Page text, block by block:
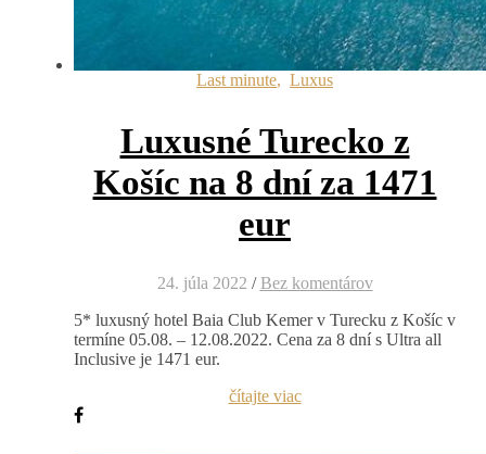
Last minute, Luxus
Luxusné Turecko z
Košíc na 8 dní za 1471
eur
24. júla 2022 / Bez komentárov
5* luxusný hotel Baia Club Kemer v Turecku z Košíc v
termíne 05.08. – 12.08.2022. Cena za 8 dní s Ultra all
Inclusive je 1471 eur.
čítajte viac